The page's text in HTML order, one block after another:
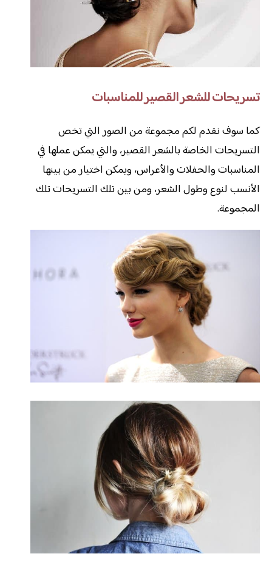
تسريحات للشعر القصير للمناسبات
كما سوف نقدم لكم مجموعة من الصور التي تخص
التسريحات الخاصة بالشعر القصير، والتي يمكن عملها في
المناسبات والحفلات والأعراس، ويمكن اختيار من بينها
الأنسب لنوع وطول الشعر، ومن بين تلك التسريحات تلك
المجموعة.